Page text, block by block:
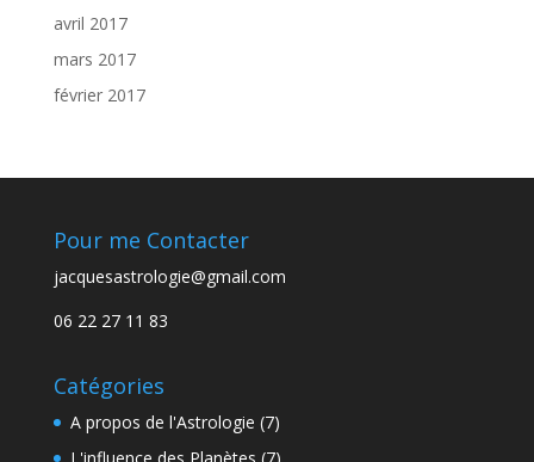
avril 2017
mars 2017
février 2017
Pour me Contacter
jacquesastrologie@gmail.com
06 22 27 11 83
Catégories
A propos de l'Astrologie (7)
L'influence des Planètes (7)